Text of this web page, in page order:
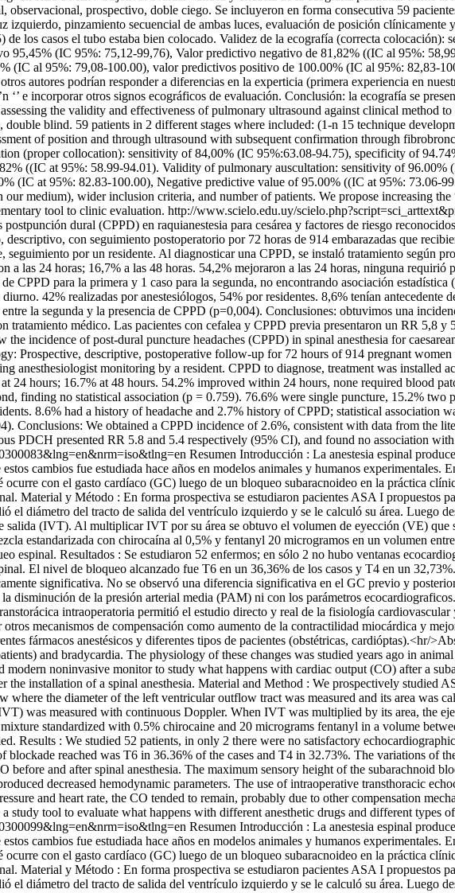
prospectivo, doble ciego. Se incluyeron en forma consecutiva 59
izquierdo, pinzamiento secuencial de ambas luces, evaluación de posición
de los casos el tubo estaba bien colocado. Validez de la ecografía (correcta
95,45% (IC 95%: 75,12-99,76), Valor predictivo negativo de 81,82% ((IC al 95%:
(IC al 95%: 79,08-100.00), valor predictivos positivo de 100.00% (IC al 95%: 82,83-
autores podrían responder a diferencias en la experticia (primera experiencia en
‘’ e incorporar otros signos ecográficos de evaluación. Conclusión: la ecografía se
the validity and effectiveness of pulmonary ultrasound against clinical method
double blind. 59 patients in 2 different stages where included: (1-n 15 technique
of position and through ultrasound with subsequent confirmation through
(proper collocation): sensitivity of 84,00% (IC 95%:63.08-94.75), specificity of
((IC at 95%: 58.99-94.01). Validity of pulmonary auscultation: sensitivity of
(IC at 95%: 82.83-100.00), Negative predictive value of 95.00% ((IC at 95%: 73.06-
medium), wider inclusion criteria, and number of patients. We propose increasing
tool to clinic evaluation. http://www.scielo.edu.uy/
dural (CPPD) en raquianestesia para cesárea y factores de riesgo
con seguimiento postoperatorio por 72 horas de 914 embarazadas que
seguimiento por un residente. Al diagnosticar una CPPD, se instaló tratamiento según
a las 24 horas; 16,7% a las 48 horas. 54,2% mejoraron a las 24 horas, ninguna
CPPD para la primera y 1 caso para la segunda, no encontrando asociación
42% realizadas por anestesiólogos, 54% por residentes. 8,6% tenían antecedente
la segunda y la presencia de CPPD (p=0,004). Conclusiones: obtuvimos una
tratamiento médico. Las pacientes con cefalea y CPPD previa presentaron un RR 5,8
incidence of post-dural puncture headaches (CPPD) in spinal anesthesia for
Prospective, descriptive, postoperative follow-up for 72 hours of 914 pregnant women
anesthesiologist monitoring by a resident. CPPD to diagnose, treatment was installed
24 hours; 16.7% at 48 hours. 54.2% improved within 24 hours, none required blood
finding no statistical association (p = 0.759). 76.6% were single puncture, 15.2% two
8.6% had a history of headache and 2.7% history of CPPD; statistical association
Conclusions: We obtained a CPPD incidence of 2.6%, consistent with data from the
PDCH presented RR 5.8 and 5.4 respectively (95% CI), and found no association
Resumen Introducción : La anestesia espinal
cambios fue estudiada hace años en modelos animales y humanos
con el gasto cardíaco (GC) luego de un bloqueo subaracnoideo en la práctica
Material y Método : En forma prospectiva se estudiaron pacientes ASA I propuestos
el diámetro del tracto de salida del ventrículo izquierdo y se le calculó su área. Luego
salida (IVT). Al multiplicar IVT por su área se obtuvo el volumen de eyección (VE)
estandarizada con chirocaína al 0,5% y fentanyl 20 microgramos en un volumen
espinal. Resultados : Se estudiaron 52 enfermos; en sólo 2 no hubo ventanas
El nivel de bloqueo alcanzado fue T6 en un 36,36% de los casos y T4 en un
significativa. No se observó una diferencia significativa en el GC previo y
disminución de la presión arterial media (PAM) ni con los parámetros
intraoperatoria permitió el estudio directo y real de la fisiología
mecanismos de compensación como aumento de la contractilidad miocárdica y
fármacos anestésicos y diferentes tipos de pacientes (obstétricas, cardióptas).<hr/
and bradycardia. The physiology of these changes was studied years ago in
modern noninvasive monitor to study what happens with cardiac output (CO) after a
installation of a spinal anesthesia. Material and Method : We prospectively studied
where the diameter of the left ventricular outflow tract was measured and its area
was measured with continuous Doppler. When IVT was multiplied by its area, the
standardized with 0.5% chirocaine and 20 micrograms fentanyl in a volume
Results : We studied 52 patients, in only 2 there were no satisfactory
reached was T6 in 36.36% of the cases and T4 in 32.73%. The variations of
before and after spinal anesthesia. The maximum sensory height of the subarachnoid
decreased hemodynamic parameters. The use of intraoperative transthoracic
and heart rate, the CO tended to remain, probably due to other compensation
study tool to evaluate what happens with different anesthetic drugs and different types
Resumen Introducción : La anestesia espinal
cambios fue estudiada hace años en modelos animales y humanos
con el gasto cardíaco (GC) luego de un bloqueo subaracnoideo en la práctica
Material y Método : En forma prospectiva se estudiaron pacientes ASA I propuestos
el diámetro del tracto de salida del ventrículo izquierdo y se le calculó su área. Luego